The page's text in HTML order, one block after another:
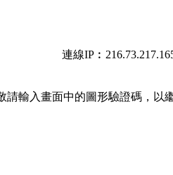
連線
請輸入畫面中的圖形驗證碼，以